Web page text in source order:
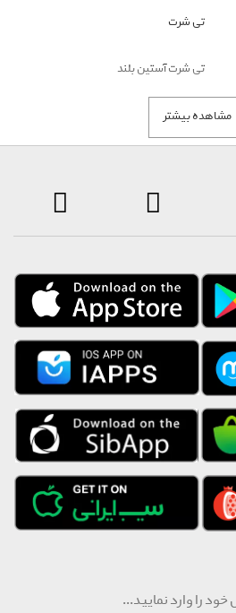
مشاهده بیشتر
تی شرت
تی شرت آستین بلند
سیاه
این برند، انصراف از خرید حداکثر ظرف
مدت ۲۴ ساعت از زمان سفارش و تعویض و مرجوع تا ۲۴ ساعت پس از
ارسال این محصول به صورت جداگانه و
شد.